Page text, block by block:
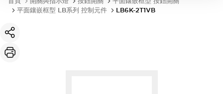
平面鑲嵌框型 LB系列 控制元件
LB6K-2T1VB